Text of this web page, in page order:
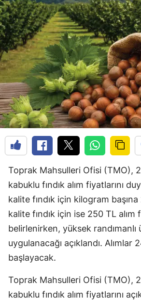
Toprak Mahsulleri Ofisi (TMO),
kabuklu fındık alım fiyatlarını
kalite fındık için kilogram
kalite fındık için ise 250 TL alım
belirlenirken, yüksek
uygulanacağı açıklandı. Alımlar
başlayacak.
Toprak Mahsulleri Ofisi (TMO),
kabuklu fındık alım fiyatlarını